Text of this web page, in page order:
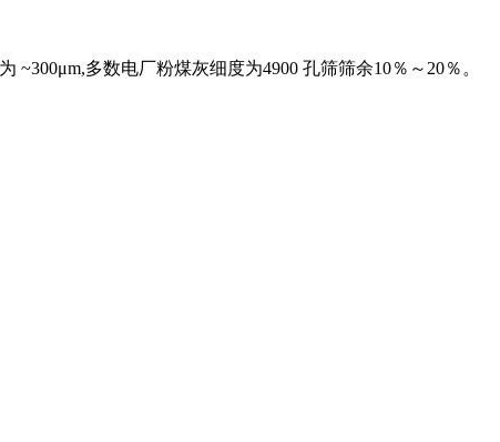
多数电厂粉煤灰细度为4900 孔筛筛余10％～20％。